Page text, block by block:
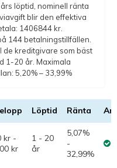
löptid, nominell ränta
blir den effektiva
1406844 kr.
144 betalningstillfällen.
de kreditgivare som bäst
1-20 år. Maximala
5,20% – 33,99%
Löptid Ränta
kr -
kr
1 - 20
år
5,07%
-
32,99%